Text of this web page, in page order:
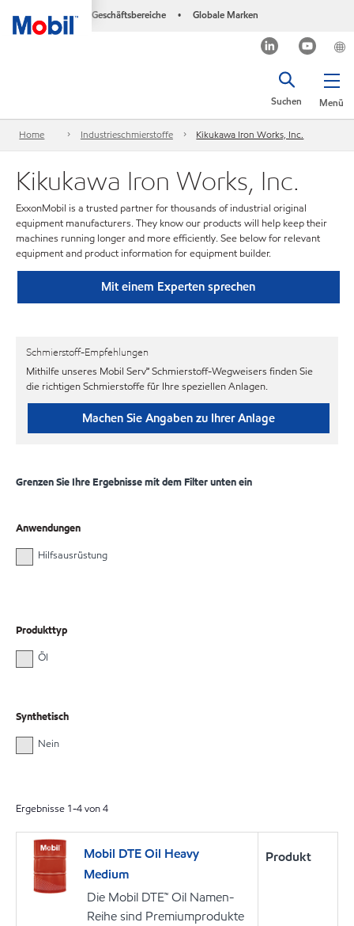
Geschäftsbereiche • Globale Marken
Menü
Suchen
Home Industrieschmierstoffe Kikukawa Iron Works, Inc.
Kikukawa Iron Works, Inc.
ExxonMobil is a trusted partner for thousands of industrial original
equipment manufacturers. They know our products will help keep their
machines running longer and more efficiently. See below for relevant
equipment and product information for equipment builder.
Mit einem Experten sprechen
Schmierstoff-Empfehlungen
Mithilfe unseres Mobil Serv℠ Schmierstoff-Wegweisers finden Sie
die richtigen Schmierstoffe für Ihre speziellen Anlagen.
Machen Sie Angaben zu Ihrer Anlage
Grenzen Sie Ihre Ergebnisse mit dem Filter unten ein
Anwendungen
Hilfsausrüstung
Produkttyp
Öl
Synthetisch
Nein
Ergebnisse 1-4von4
Mobil DTE Oil Heavy
Medium
Die Mobil DTE™ Oil Namen-
Reihe sind Premiumprodukte
Produkt